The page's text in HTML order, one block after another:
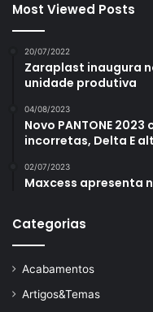
Most Viewed Posts
20/07/2022
Zaraplast inaugura
unidade produtiva
04/08/2023
Novo PANTONE
incorretas, Delta E
02/07/2023
Maxcess apresenta
Categorias
Acabamentos
Artigos&Temas